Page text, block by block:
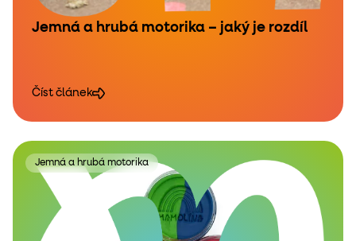
Jemná a hrubá motorika – jaký je rozdíl
Číst článek
Jemná a hrubá motorika